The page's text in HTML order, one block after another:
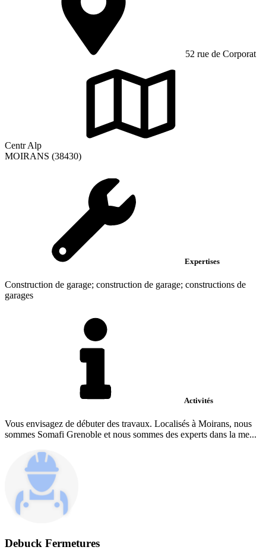
52 rue de Corporat
Centr Alp
MOIRANS (38430)
Expertises
Construction de garage; construction de garage; constructions de
garages
Activités
Vous envisagez de débuter des travaux. Localisés à Moirans, nous
sommes Somafi Grenoble et nous sommes des experts dans la me...
Debuck Fermetures